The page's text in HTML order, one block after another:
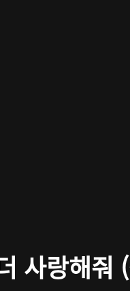
사랑해줘